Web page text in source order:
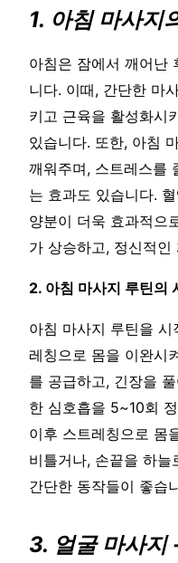
1. 아침 마사지
아침은 잠에서 깨어난
니다. 이때, 간단한 마
키고 근육을 활성화시
있습니다. 또한, 아침
깨워주며, 스트레스를
는 효과도 있습니다.
양분이 더욱 효과적으
가 상승하고, 정신적
2. 아침 마사지 루틴의
아침 마사지 루틴을
레칭으로 몸을 이완시
를 공급하고, 긴장을
한 심호흡을 5~10회
이후 스트레칭으로 몸
비틀거나, 손끝을 하
간단한 동작들이 좋습
3. 얼굴 마사지